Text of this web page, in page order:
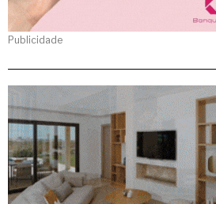
Publicidade